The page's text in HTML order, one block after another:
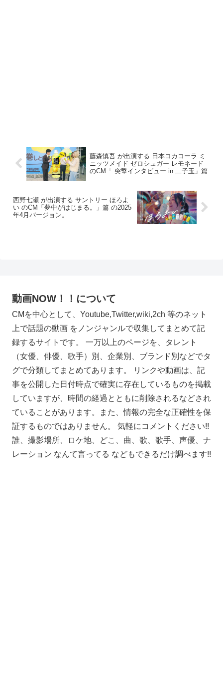
藤森慎吾 が出演する 日本コカコーラ ミ
ニッツメイド ゼロシュガー レモネード
のCM「 突撃インタビュー in 二子玉」篇
西野七瀬 が出演する サントリー ほろよ
い のCM「夢中がはじまる。」篇 の2025
年4月バージョン。
動画NOW！！について
CMを中心として、Youtube,Twitter,wiki,2ch 等のネット
上で話題の動画 をノンジャンルで収集してまとめて記
録するサイトです。 一万以上のページを、タレント
（女優、俳優、歌手）別、企業別、ブランド別などでタ
グで分類してまとめてあります。 リンクや動画は、記
事を公開した日付時点で確実に存在しているものを掲載
していますが、時間の経過とともに削除されるなどされ
ていることがあります。また、情報の完全な正確性を保
証するものではありません。 気軽にコメントください!!
誰、撮影場所、ロケ地、どこ、曲、歌、歌手、声優、ナ
レーション なんて言ってる などもできるだけ調べます!!